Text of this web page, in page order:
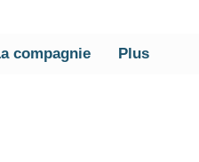
compagnie Plus